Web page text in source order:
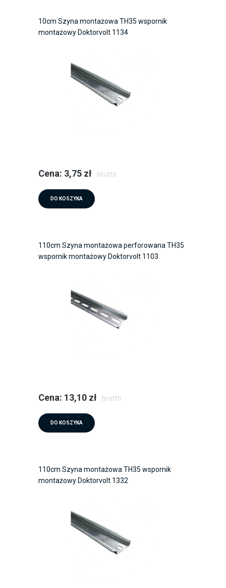
10cm Szyna montażowa TH35 wspornik
montażowy Doktorvolt 1134
Cena: 3,75 zł brutto
DO KOSZYKA
110cm Szyna montażowa perforowana TH35
wspornik montażowy Doktorvolt 1103
Cena: 13,10 zł brutto
DO KOSZYKA
110cm Szyna montażowa TH35 wspornik
montażowy Doktorvolt 1332